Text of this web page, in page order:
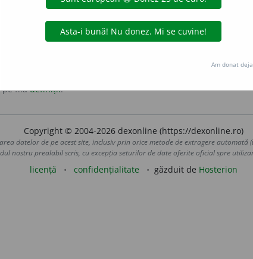
pe filadefiniții.
Copyright © 2004-2026 dexonline (https://dexonline.ro)
datelor de pe acest site, inclusiv prin orice metode de extragere automată
nostru prealabil scris, cu excepția seturilor de date oferite oficial spre
licență confidențialitate găzduit de Hosterion
Am donat deja.